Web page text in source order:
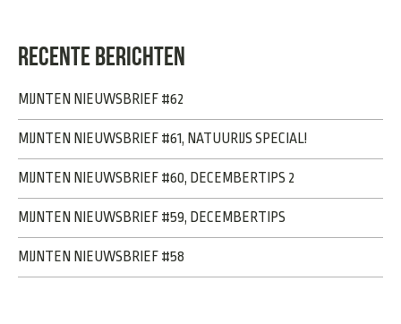
RECENTE BERICHTEN
MIJNTEN NIEUWSBRIEF #62
MIJNTEN NIEUWSBRIEF #61, NATUURIJS SPECIAL!
MIJNTEN NIEUWSBRIEF #60, DECEMBERTIPS 2
MIJNTEN NIEUWSBRIEF #59, DECEMBERTIPS
MIJNTEN NIEUWSBRIEF #58